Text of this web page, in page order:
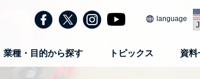
language
業種・目的から探す トピックス 資料